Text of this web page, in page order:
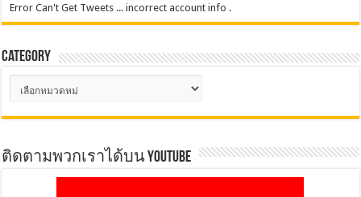
Error Can't Get Tweets ... incorrect account info .
Category
Category
ติดตามพวกเราได้บน YOUTUBE